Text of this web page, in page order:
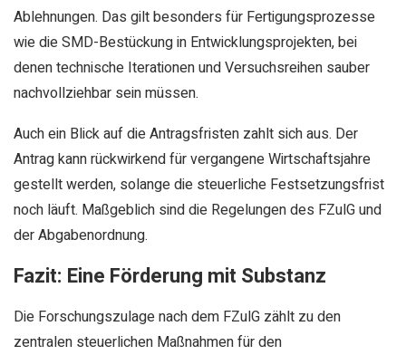
Ablehnungen. Das gilt besonders für Fertigungsprozesse
wie die SMD-Bestückung in Entwicklungsprojekten, bei
denen technische Iterationen und Versuchsreihen sauber
nachvollziehbar sein müssen.
Auch ein Blick auf die Antragsfristen zahlt sich aus. Der
Antrag kann rückwirkend für vergangene Wirtschaftsjahre
gestellt werden, solange die steuerliche Festsetzungsfrist
noch läuft. Maßgeblich sind die Regelungen des FZulG und
der Abgabenordnung.
Fazit: Eine Förderung mit Substanz
Die Forschungszulage nach dem FZulG zählt zu den
zentralen steuerlichen Maßnahmen für den